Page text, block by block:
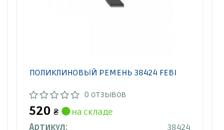
ПОЛИКЛИНОВЫЙ РЕМЕНЬ 38424 FEBI
0 отзывов
520₴
на складе
Артикул:
38424